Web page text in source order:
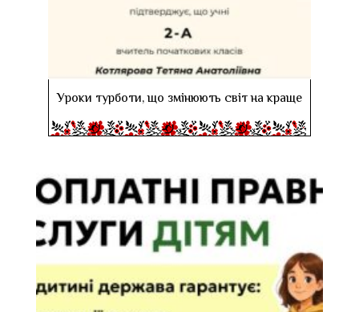
Уроки турботи, що змінюють світ на краще